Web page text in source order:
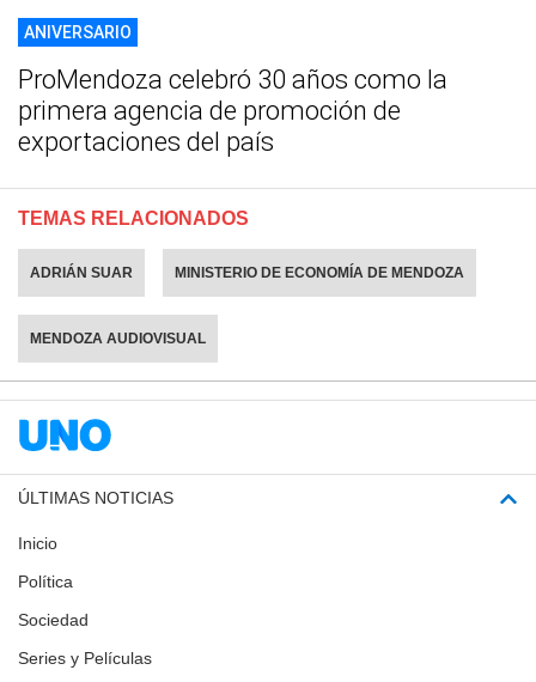
ANIVERSARIO
ProMendoza celebró 30 años como la
primera agencia de promoción de
exportaciones del país
TEMAS RELACIONADOS
ADRIÁN SUAR MINISTERIO DE ECONOMÍA DE MENDOZA
MENDOZA AUDIOVISUAL
ÚLTIMAS NOTICIAS
Inicio
Política
Sociedad
Series y Películas